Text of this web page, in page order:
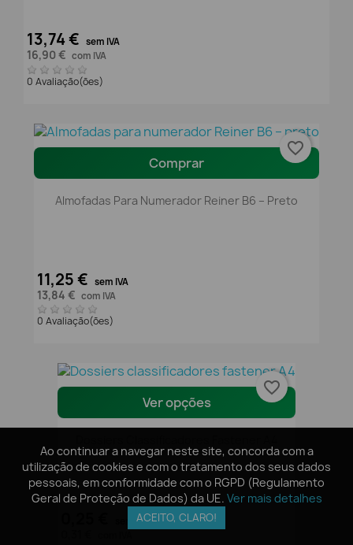
Ao continuar a navegar neste site, concorda com a
utilização de cookies e com o tratamento dos seus dados
pessoais, em conformidade com o RGPD (Regulamento
Geral de Proteção de Dados) da UE. Ver mais detalhes
ACEITO, CLARO!
13,74 € sem IVA
16,90 € com IVA
0 Avaliação(ões)
Comprar
Almofadas Para Numerador Reiner B6 – Preto
11,25 € sem IVA
13,84 € com IVA
0 Avaliação(ões)
favorite_border
Ver opções
sem IVA
favorite_border
Ao continuar a navegar neste site, concorda com a
utilização de cookies e com o tratamento dos seus dados
pessoais, em conformidade com o RGPD (Regulamento
Geral de Proteção de Dados) da UE. Ver mais detalhes
ACEITO, CLARO!